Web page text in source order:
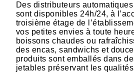
Des distributeurs
sont disponibles 24h/24, à
troisième étage de
vos petites envies à toute
boissons chaudes ou
des encas, sandwichs et
produits sont emballés dans
jetables préservant les